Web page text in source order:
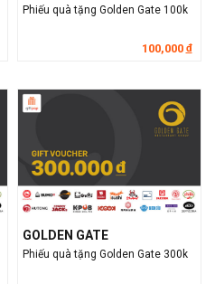
Phiếu quà tặng Golden Gate 100k
100,000 đ
GOLDEN GATE
Phiếu quà tặng Golden Gate 300k